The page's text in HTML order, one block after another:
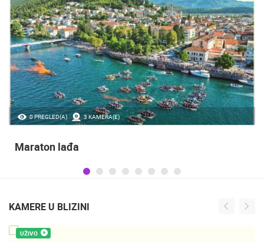
35.23M PREGLED(A) 56 KAMERA(E)
Obilježavanje Dana pobjede i domovinske